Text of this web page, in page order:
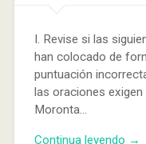
I. Revise si las
han colocado de
puntuación
las oraciones
Moronta…
Continua leyendo →